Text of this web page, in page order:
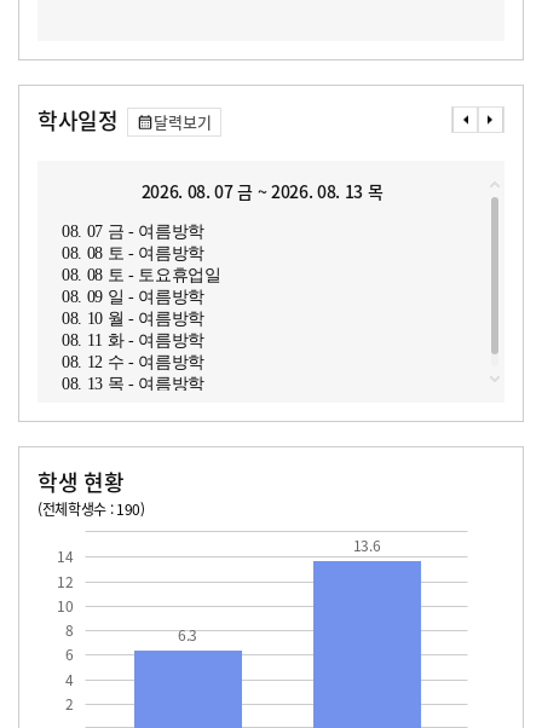
학사일정 달력보기
2026. 08. 07 금 ~ 2026. 08. 13 목
08. 07 금 - 여름방학
08. 08 토 - 여름방학
08. 08 토 - 토요휴업일
08. 09 일 - 여름방학
08. 10 월 - 여름방학
08. 11 화 - 여름방학
08. 12 수 - 여름방학
08. 13 목 - 여름방학
학생 현황
(전체학생수 : 190)
2
4
6
8
10
12
14
6.3
13.6